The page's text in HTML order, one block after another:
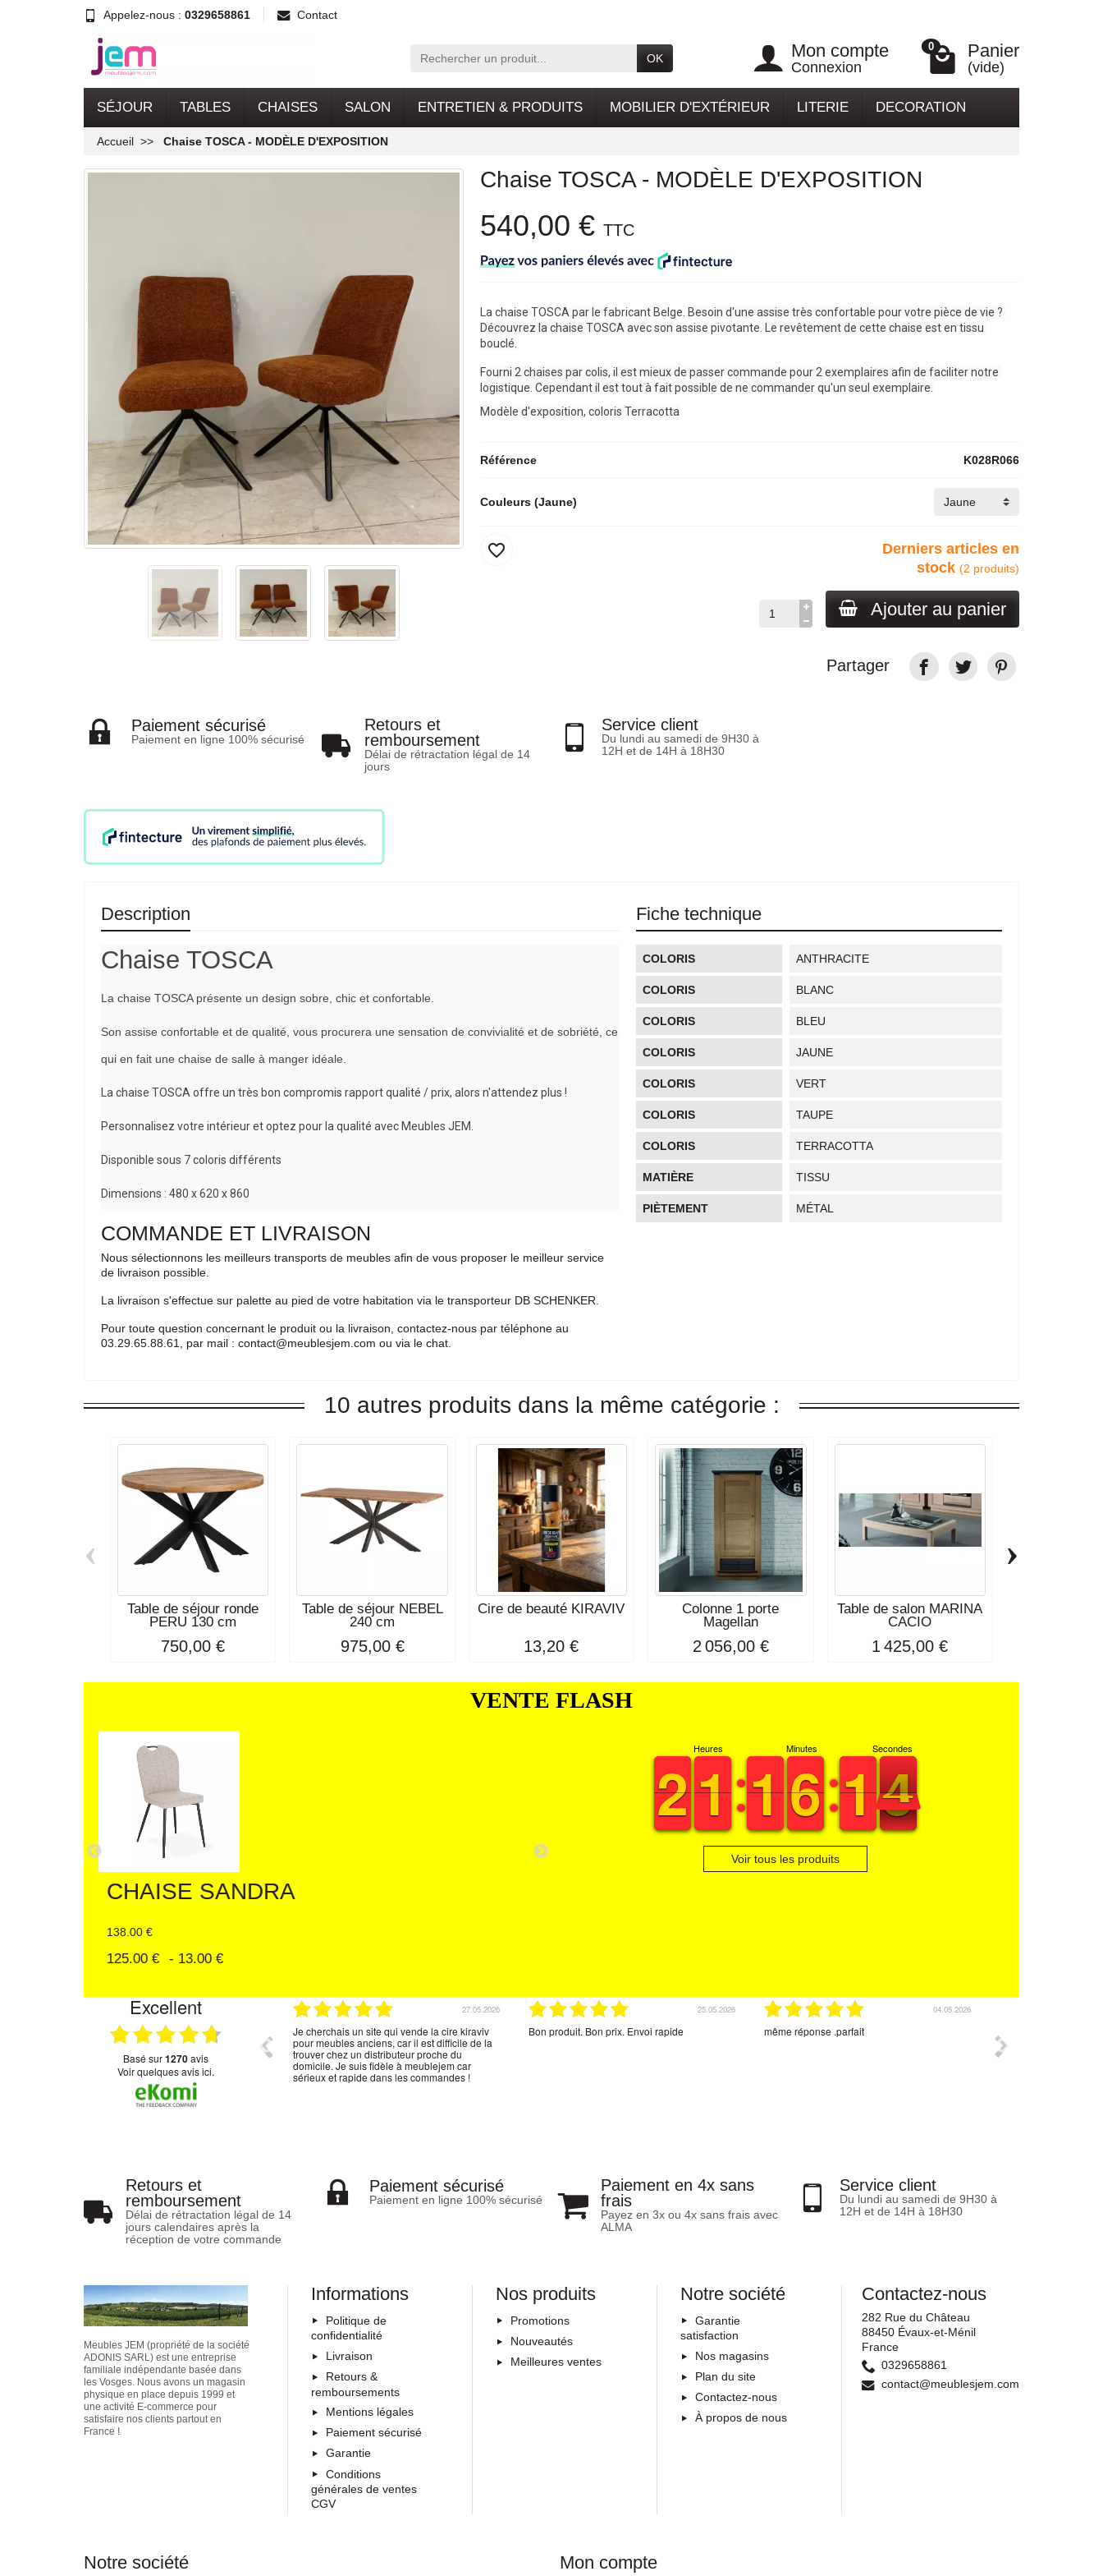
Appelez-nous : 0329658861 Contact
OK Mon compte
Connexion
0 Panier
(vide)
SÉJOUR TABLES CHAISES SALON ENTRETIEN & PRODUITS MOBILIER D'EXTÉRIEUR LITERIE DECORATION
Accueil Chaise TOSCA - MODÈLE D'EXPOSITION
Chaise TOSCA - MODÈLE D'EXPOSITION
540,00 €TTC
La chaise TOSCA par le fabricant Belge . Besoin d'une assise très confortable pour votre pièce de vie ?
Découvrez la chaise TOSCA avec son assise pivotante . Le revêtement de cette chaise est en tissu
bouclé.
Fourni 2 chaises par colis, il est mieux de passer commande pour 2 exemplaires afin de faciliter notre
logistique. Cependant il est tout à fait possible de ne commander qu'un seul exemplaire.
Modèle d'exposition, coloris Terracotta
Référence K028R066
Couleurs (Jaune)
Derniers articles en
stock (2 produits)
Ajouter au panier
favorite_border
Partager
Paiement sécurisé
Paiement en ligne 100% sécurisé
Retours et
remboursement
Délai de rétractation légal de 14
jours
Service client
Du lundi au samedi de 9H30 à
12H et de 14H à 18H30
Description
Chaise TOSCA
La chaise TOSCA présente un design sobre, chic et confortable.
Son assise confortable et de qualité, vous procurera une sensation de convivialité et de sobriété, ce
qui en fait une chaise de salle à manger idéale.
La chaise TOSCA offre un très bon compromis rapport qualité / prix, alors n'attendez plus !
Personnalisez votre intérieur et optez pour la qualité avec Meubles JEM.
Disponible sous 7 coloris différents
Dimensions : 480 x 620 x 860
COMMANDE ET LIVRAISON
Nous sélectionnons les meilleurs transports de meubles afin de vous proposer le meilleur service
de livraison possible.
La livraison s'effectue sur palette au pied de votre habitation via le transporteur DB SCHENKER.
Pour toute question concernant le produit ou la livraison, contactez-nous par téléphone au
03.29.65.88.61, par mail : contact@meublesjem.com ou via le chat.
Fiche technique
COLORIS ANTHRACITE
COLORIS BLANC
COLORIS BLEU
COLORIS JAUNE
COLORIS VERT
COLORIS TAUPE
COLORIS TERRACOTTA
MATIÈRE TISSU
PIÈTEMENT MÉTAL
10 autres produits dans la même catégorie :
Table de séjour ronde
PERU 130 cm
750,00 €
Table de séjour NEBEL
240 cm
975,00 €
Cire de beauté KIRAVIV
13,20 €
Colonne 1 porte
Magellan
2 056,00 €
Table de salon MARINA
CACIO
1 425,00 €
‹ ›
VENTE FLASH
Chaise SOLINE
Heures
1
1
2
21
1
1
1
Minutes
1
1
1
15
5
6
6
Secondes
2
1
1 4
4
3
Voir tous les produits
Excellent
basé sur1270avis
Voir quelques avis ici.
tout est nickel pour moi
27.05.2026
Je cherchais un site qui vende la cire kiraviv
pour meubles anciens, car il est difficile de la
trouver chez un distributeur proche du
domicile. Je suis fidèle à meublejem car
sérieux et rapide dans les commandes !
25.05.2026
Bon produit. Bon prix. Envoi rapide
04.05.2026
même réponse .parfait
produit l'emballage
livraison c'est passé
Retours et
remboursement
Délai de rétractation légal de 14
jours calendaires après la
réception de votre commande
Paiement sécurisé
Paiement en ligne 100% sécurisé
Paiement en 4x sans
frais
Payez en 3x ou 4x sans frais avec
ALMA
Service client
Du lundi au samedi de 9H30 à
12H et de 14H à 18H30
Meubles JEM (propriété de la société
ADONIS SARL) est une entreprise
familiale indépendante basée dans
les Vosges. Nous avons un magasin
physique en place depuis 1999 et
une activité E-commerce pour
satisfaire nos clients partout en
France !
Informations
Politique de
confidentialité
Livraison
Retours &
remboursements
Mentions légales
Paiement sécurisé
Garantie
Conditions
générales de ventes
CGV
Nos produits
Promotions
Nouveautés
Meilleures ventes
Notre société
Garantie
satisfaction
Nos magasins
Plan du site
Contactez-nous
À propos de nous
Contactez-nous
282 Rue du Château
88450 Évaux-et-Ménil
France
0329658861
contact@meublesjem.com
Notre société Mon compte